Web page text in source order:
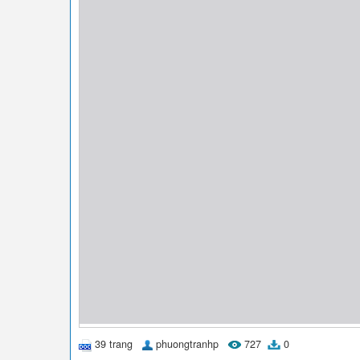
39 trang phuongtranhp 727 0